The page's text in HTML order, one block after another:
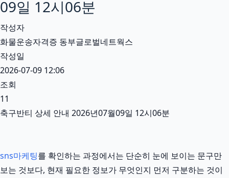
뛰
기
09일 12시06분
작성자
화물운송자격증 동부글로벌네트웍스
작성일
2026-07-09 12:06
조회
11
축구반티 상세 안내 2026년07월09일 12시06분
sns마케팅를 확인하는 과정에서는 단순히 눈에 보이는 문구만
보는 것보다, 현재 필요한 정보가 무엇인지 먼저 구분하는 것이